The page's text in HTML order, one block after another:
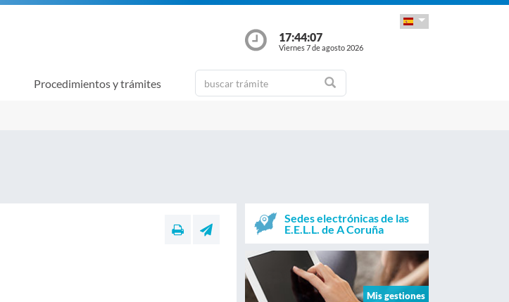
17:44:07
Viernes 7 de agosto 2026
Procedimientos y trámites
Sedes electrónicas de las
E.E.L.L. de A Coruña
Mis gestiones